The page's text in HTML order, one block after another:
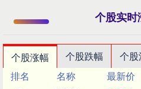
个股实时
个股涨幅 个股跌幅 个股
排名
名称 最新价